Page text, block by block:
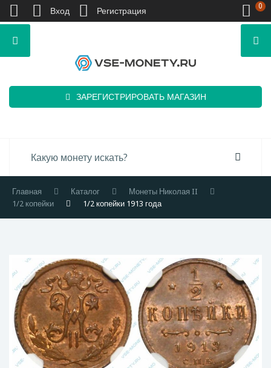
ЗАРЕГИСТРИРОВАТЬ МАГАЗИН
Главная Каталог
Монеты Николая II
1/2 копейки
1/2 копейки 1913 года
Вход Регистрация 0